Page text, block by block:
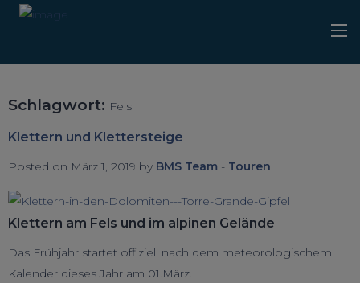
Schlagwort: Fels
Klettern und Klettersteige
Posted on März 1, 2019 by BMS Team - Touren
Klettern am Fels und im alpinen Gelände
Das Frühjahr startet offiziell nach dem meteorologischem
Kalender dieses Jahr am 01.März.